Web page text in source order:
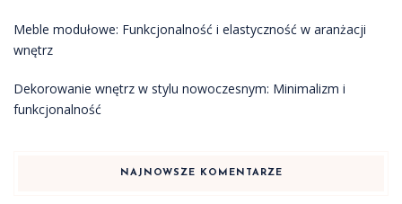
Meble modułowe: Funkcjonalność i elastyczność w aranżacji
wnętrz
Dekorowanie wnętrz w stylu nowoczesnym: Minimalizm i
funkcjonalność
NAJNOWSZE KOMENTARZE